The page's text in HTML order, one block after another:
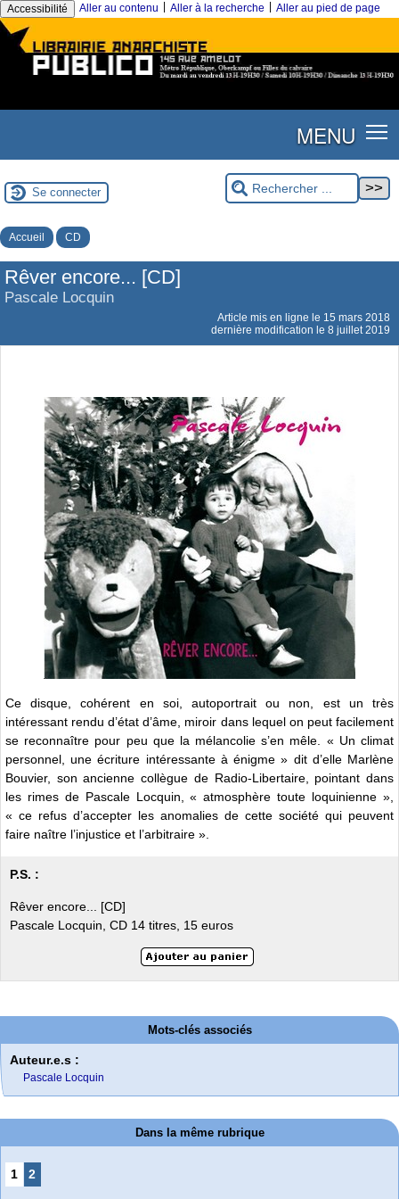
Accessibilité Aller au contenu Aller à la recherche Aller au pied de page
MENU
Se connecter
Accueil CD
Rêver encore... [CD]
Pascale Locquin
Article mis en ligne le 15 mars 2018
dernière modification le 8 juillet 2019
Ce disque, cohérent en soi, autoportrait ou non, est un très
intéressant rendu d’état d’âme, miroir dans lequel on peut facilement
se reconnaître pour peu que la mélancolie s’en mêle. « Un climat
personnel, une écriture intéressante à énigme » dit d’elle Marlène
Bouvier, son ancienne collègue de Radio-Libertaire, pointant dans
les rimes de Pascale Locquin, « atmosphère toute loquinienne »,
« ce refus d’accepter les anomalies de cette société qui peuvent
faire naître l’injustice et l’arbitraire ».
P.S. :
Rêver encore... [CD]
Pascale Locquin, CD 14 titres, 15 euros
Mots-clés associés
Auteur.e.s :
Pascale Locquin
Dans la même rubrique
1 2